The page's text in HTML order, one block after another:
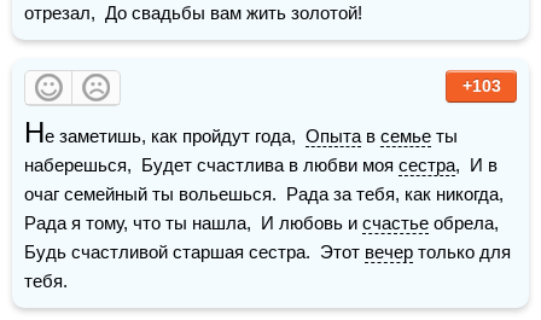
отрезал,  До свадьбы вам жить золотой!
+103
Не заметишь, как пройдут года, Опыта в семье ты
наберешься,  Будет счастлива в любви моя сестра,  И в
очаг семейный ты вольешься.  Рада за тебя, как никогда,
Рада я тому, что ты нашла,  И любовь и счастье обрела,
Будь счастливой старшая сестра.  Этот вечер только для
тебя.